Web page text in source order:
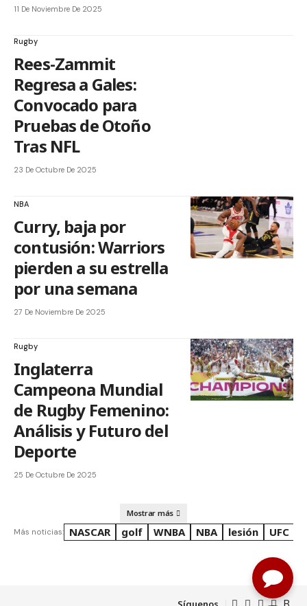
11 De Noviembre De 2025
Rugby
Rees-Zammit
Regresa a Gales:
Convocado para
Pruebas de Otoño
Tras NFL
23 De Octubre De 2025
NBA
Curry, baja por
contusión: Warriors
pierden a su estrella
por una semana
27 De Noviembre De 2025
Rugby
Inglaterra
Campeona Mundial
de Rugby Femenino:
Análisis y Futuro del
Deporte
25 De Octubre De 2025
Mostrar más
Más noticias: NASCAR golf WNBA NBA lesión UFC